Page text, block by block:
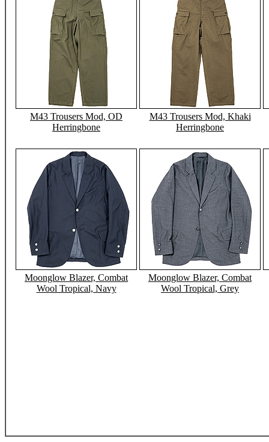
M43 Trousers Mod, OD
Herringbone
M43 Trousers Mod, Khaki
Herringbone
Moonglow Blazer, Combat
Wool Tropical, Navy
Moonglow Blazer, Combat
Wool Tropical, Grey